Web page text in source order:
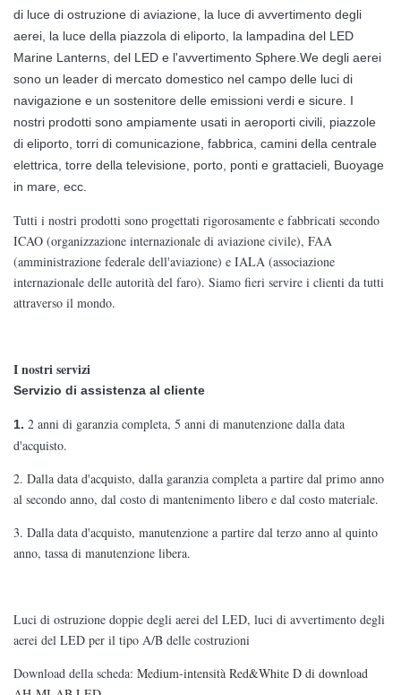
di luce di ostruzione di aviazione, la luce di avvertimento degli
aerei, la luce della piazzola di eliporto, la lampadina del LED
Marine Lanterns, del LED e l'avvertimento Sphere.We degli aerei
sono un leader di mercato domestico nel campo delle luci di
navigazione e un sostenitore delle emissioni verdi e sicure. I
nostri prodotti sono ampiamente usati in aeroporti civili, piazzole
di eliporto, torri di comunicazione, fabbrica, camini della centrale
elettrica, torre della televisione, porto, ponti e grattacieli, Buoyage
in mare, ecc.
Tutti i nostri prodotti sono progettati rigorosamente e fabbricati secondo
ICAO (organizzazione internazionale di aviazione civile), FAA
(amministrazione federale dell'aviazione) e IALA (associazione
internazionale delle autorità del faro). Siamo fieri servire i clienti da tutti
attraverso il mondo.
I nostri servizi
Servizio di assistenza al cliente
1. 2 anni di garanzia completa, 5 anni di manutenzione dalla data
d'acquisto.
2. Dalla data d'acquisto, dalla garanzia completa a partire dal primo anno
al secondo anno, dal costo di mantenimento libero e dal costo materiale.
3. Dalla data d'acquisto, manutenzione a partire dal terzo anno al quinto
anno, tassa di manutenzione libera.
Luci di ostruzione doppie degli aerei del LED, luci di avvertimento degli
aerei del LED per il tipo A/B delle costruzioni
Download della scheda: Medium-intensità Red&White D di download